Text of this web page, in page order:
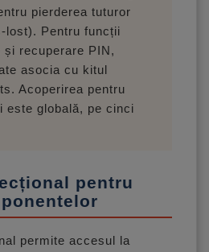
pierderea tuturor
lost). Pentru funcții
și recuperare PIN,
asocia cu kitul
Acoperirea pentru
este globală, pe cinci
pentru
permite accesul la